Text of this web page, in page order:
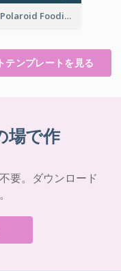
Blue Polaroid Foodies Blogger YouTube Channel Art
テンプレートを見る
場で作
要。ダウンロード